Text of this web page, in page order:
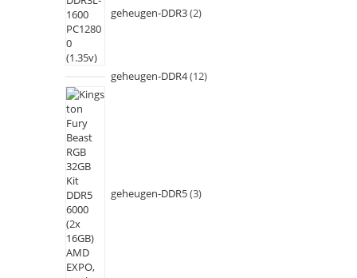
geheugen-DDR3 2
geheugen-DDR4 12
geheugen-DDR5 3